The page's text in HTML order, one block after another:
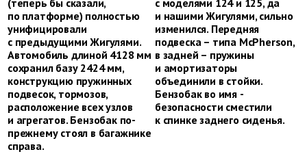
(теперь бы сказали,
по платформе) полностью
унифицировали
с предыдущими Жигулями.
Автомобиль длиной 4128 мм
сохранил базу 2424 мм,
конструкцию пружинных
подвесок, тормозов,
расположение всех узлов
и агрегатов. Бензобак по-
прежнему стоял в багажнике
справа.
с моделями 124 и 125, да
и нашими Жигулями, сильно
изменился. Передняя
подвеска – типа McPherson,
в задней – пружины
и амортизаторы
объединили в стойки.
Бензобак во имя ­
безопасности сместили
к спинке заднего сиденья.